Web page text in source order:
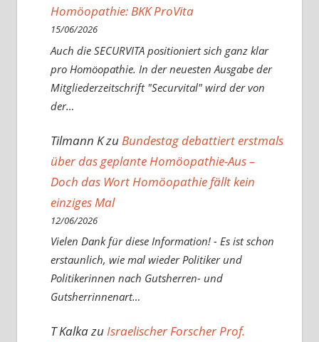
Homöopathie: BKK ProVita
15/06/2026
Auch die SECURVITA positioniert sich ganz klar
pro Homöopathie. In der neuesten Ausgabe der
Mitgliederzeitschrift "Securvital" wird der von
der…
Tilmann KzuBundestag debattiert erstmals
über das geplante Homöopathie-Aus –
Doch das Wort Homöopathie fällt kein
einziges Mal
12/06/2026
Vielen Dank für diese Information! - Es ist schon
erstaunlich, wie mal wieder Politiker und
Politikerinnen nach Gutsherren- und
Gutsherrinnenart…
T KalkazuIsraelischer Forscher Prof.